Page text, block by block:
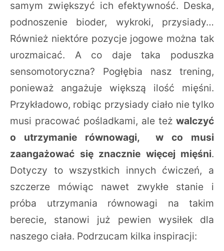
samym zwiększyć ich efektywność. Deska,
podnoszenie bioder, wykroki, przysiady…
Również niektóre pozycje jogowe można tak
urozmaicać. A co daje taka poduszka
sensomotoryczna? Pogłębia nasz trening,
ponieważ angażuje większą ilość mięśni.
Przykładowo, robiąc przysiady ciało nie tylko
musi pracować pośladkami, ale też walczyć
o utrzymanie równowagi, w co musi
zaangażować się znacznie więcej mięśni.
Dotyczy to wszystkich innych ćwiczeń, a
szczerze mówiąc nawet zwykłe stanie i
próba utrzymania równowagi na takim
berecie, stanowi już pewien wysiłek dla
naszego ciała. Podrzucam kilka inspiracji: